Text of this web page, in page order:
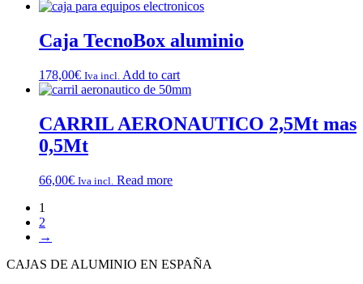
Caja TecnoBox aluminio
178,00€ Iva incl. Add to cart
CARRIL AERONAUTICO 2,5Mt mas
0,5Mt
66,00€ Iva incl. Read more
1
2
→
CAJAS DE ALUMINIO EN ESPAÑA